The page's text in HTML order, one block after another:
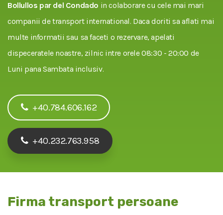
Bollullos par del Condado in colaborare cu cele mai mari
companii de transport international. Daca doriti sa aflati mai
multe informatii sau sa faceti o rezervare, apelati
dispeceratele noastre, zilnic intre orele 08:30 - 20:00 de
Luni pana Sambata inclusiv.
+40.784.606.162
+40.232.763.958
Firma transport persoane